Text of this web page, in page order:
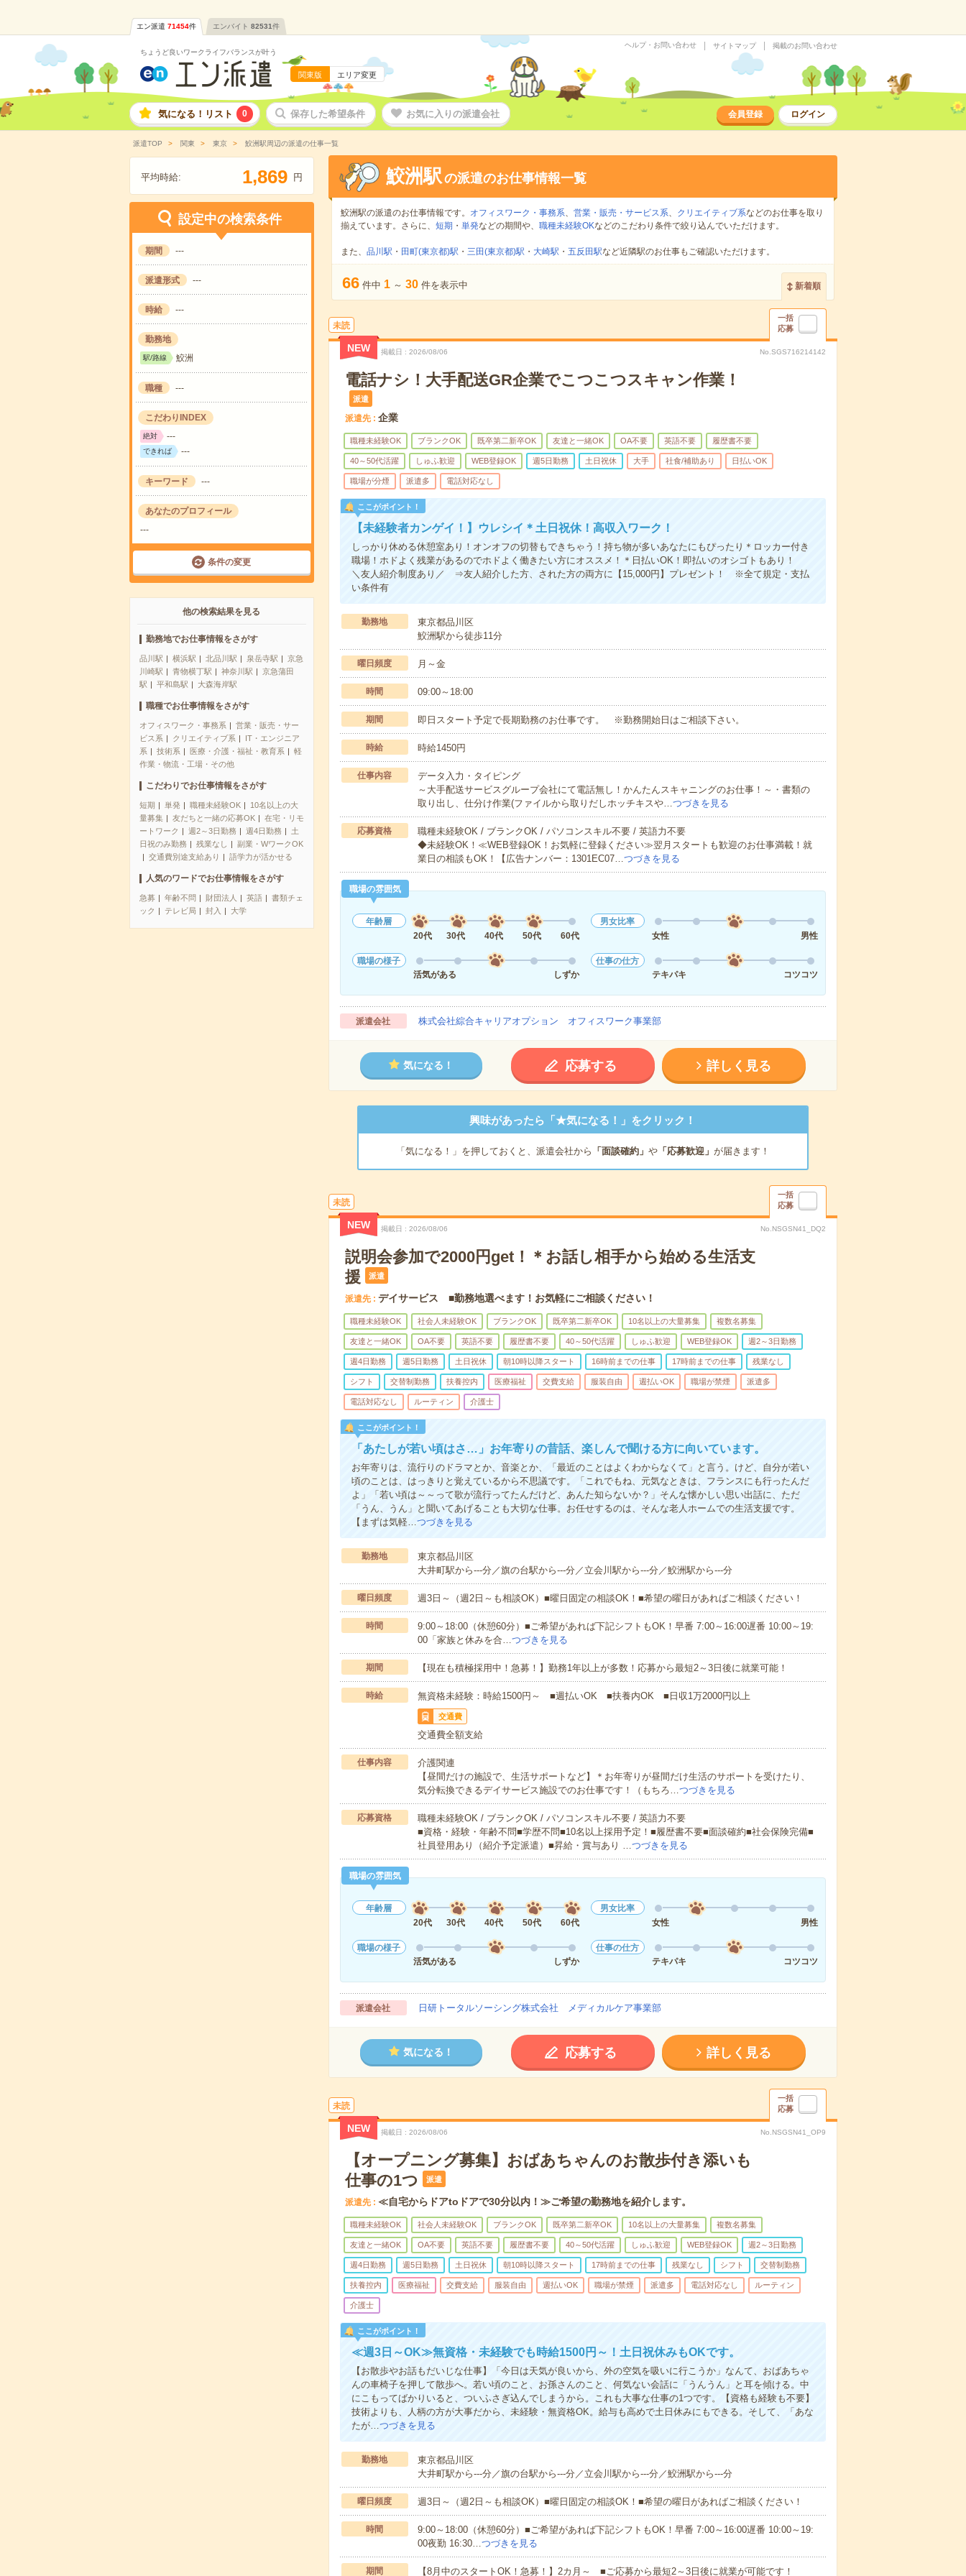
エン派遣 71454件 エンバイト 82531件
ちょうど良いワークライフバランスが叶う
関東版 エリア変更
ヘルプ・お問い合わせ サイトマップ 掲載のお問い合わせ
気になる！リスト 0 保存した希望条件 お気に入りの派遣会社 会員登録 ログイン
派遣TOP 関東 東京 鮫洲駅周辺の派遣の仕事一覧
平均時給: 1,869 円
設定中の検索条件
期間 ---
派遣形式 ---
時給 ---
勤務地
駅/路線 鮫洲
職種 ---
こだわりINDEX
絶対 ---
できれば ---
キーワード ---
あなたのプロフィール
---
条件の変更
他の検索結果を見る
勤務地でお仕事情報をさがす
品川駅 横浜駅 北品川駅 泉岳寺駅
京急
川崎駅
青物横丁駅 神奈川駅
京急蒲田
駅
平和島駅 大森海岸駅
職種でお仕事情報をさがす
オフィスワーク・事務系
営業・販売・サー
ビス系
クリエイティブ系
IT・エンジニア
系
技術系 医療・介護・福祉・教育系
軽
作業・物流・工場・その他
こだわりでお仕事情報をさがす
短期 単発 職種未経験OK
10名以上の大
量募集
友だちと一緒の応募OK
在宅・リモ
ートワーク
週2～3日勤務 週4日勤務
土
日祝のみ勤務
残業なし
副業・WワークOK
交通費別途支給あり
語学力が活かせる
人気のワードでお仕事情報をさがす
急募 年齢不問 財団法人 英語
書類チェ
ック
テレビ局 封入 大学
鮫洲駅の派遣のお仕事情報一覧
鮫洲駅の派遣のお仕事情報です。 オフィスワーク・事務系、 営業・販売・サービス系、 クリエイティブ系などのお仕事を取り
揃えています。さらに、 短期 ・ 単発などの期間や、 職種未経験OKなどのこだわり条件で絞り込んでいただけます。
また、 品川駅 ・ 田町(東京都)駅 ・ 三田(東京都)駅 ・ 大崎駅 ・ 五反田駅など近隣駅のお仕事もご確認いただけます。
66 件中 1 ～ 30 件を表示中 新着順
未読
一括
応募
NEW 掲載日 2026/08/06 No.SGS716214142
電話ナシ！大手配送GR企業でこつこつスキャン作業！
派遣
派遣先 企業
職種未経験OK ブランクOK 既卒第二新卒OK 友達と一緒OK OA不要 英語不要 履歴書不要
40～50代活躍 しゅふ歓迎 WEB登録OK 週5日勤務 土日祝休 大手 社食/補助あり 日払いOK
職場が分煙 派遣多 電話対応なし
ここがポイント！
【未経験者カンゲイ！】ウレシイ＊土日祝休！高収入ワーク！
しっかり休める休憩室あり！オンオフの切替もできちゃう！持ち物が多いあなたにもぴったり＊ロッカー付き
職場！ホドよく残業があるのでホドよく働きたい方にオススメ！＊日払いOK！即払いのオシゴトもあり！
＼友人紹介制度あり／ ⇒友人紹介した方、された方の両方に【15,000円】プレゼント！ ※全て規定・支払
い条件有
勤務地
東京都品川区
鮫洲駅から徒歩11分
曜日頻度 月～金
時間 09:00～18:00
期間 即日スタート予定で長期勤務のお仕事です。 ※勤務開始日はご相談下さい。
時給 時給1450円
仕事内容
データ入力・タイピング
～大手配送サービスグループ会社にて電話無し！かんたんスキャニングのお仕事！～・書類の
取り出し、仕分け作業(ファイルから取りだしホッチキスや…つづきを見る
応募資格
職種未経験OK / ブランクOK / パソコンスキル不要 / 英語力不要
◆未経験OK！≪WEB登録OK！お気軽に登録ください≫翌月スタートも歓迎のお仕事満載！就
業日の相談もOK！【広告ナンバー：1301EC07…つづきを見る
職場の雰囲気
年齢層
20代
30代 40代 50代 60代
男女比率
女性
男性
職場の様子
活気がある
しずか
仕事の仕方
テキパキ
コツコツ
派遣会社 株式会社綜合キャリアオプション オフィスワーク事業部
気になる！ 応募する 詳しく見る
興味があったら「★気になる！」をクリック！
「気になる！」を押しておくと、派遣会社から 「面談確約」 や「応募歓迎」 が届きます！
未読
一括
応募
NEW 掲載日 2026/08/06 No.NSGSN41_DQ2
説明会参加で2000円get！＊お話し相手から始める生活支
援
派遣
派遣先 デイサービス ■勤務地選べます！お気軽にご相談ください！
職種未経験OK 社会人未経験OK ブランクOK 既卒第二新卒OK 10名以上の大量募集 複数名募集
友達と一緒OK OA不要 英語不要 履歴書不要 40～50代活躍 しゅふ歓迎 WEB登録OK 週2～3日勤務
週4日勤務 週5日勤務 土日祝休 朝10時以降スタート 16時前までの仕事 17時前までの仕事 残業なし
シフト 交替制勤務 扶養控内 医療福祉 交費支給 服装自由 週払いOK 職場が禁煙 派遣多
電話対応なし ルーティン 介護士
ここがポイント！
「あたしが若い頃はさ…」お年寄りの昔話、楽しんで聞ける方に向いています。
お年寄りは、流行りのドラマとか、音楽とか、「最近のことはよくわからなくて」と言う。けど、自分が若い
頃のことは、はっきりと覚えているから不思議です。「これでもね、元気なときは、フランスにも行ったんだ
よ」「若い頃は～～って歌が流行ってたんだけど、あんた知らないか？」そんな懐かしい思い出話に、ただ
「うん、うん」と聞いてあげることも大切な仕事。お任せするのは、そんな老人ホームでの生活支援です。
【まずは気軽…つづきを見る
勤務地
東京都品川区
大井町駅から---分／旗の台駅から---分／立会川駅から---分／鮫洲駅から---分
曜日頻度 週3日～（週2日～も相談OK）■曜日固定の相談OK！■希望の曜日があればご相談ください！
時間
9:00～18:00（休憩60分）■ご希望があれば下記シフトもOK！早番 7:00～16:00遅番 10:00～19:
00「家族と休みを合…つづきを見る
期間 【現在も積極採用中！急募！】勤務1年以上が多数！応募から最短2～3日後に就業可能！
時給 無資格未経験：時給1500円～ ■週払いOK ■扶養内OK ■日収1万2000円以上
交通費
交通費全額支給
仕事内容
介護関連
【昼間だけの施設で、生活サポートなど】＊お年寄りが昼間だけ生活のサポートを受けたり、
気分転換できるデイサービス施設でのお仕事です！（もちろ…つづきを見る
応募資格
職種未経験OK / ブランクOK / パソコンスキル不要 / 英語力不要
■資格・経験・年齢不問■学歴不問■10名以上採用予定！■履歴書不要■面談確約■社会保険完備■
社員登用あり（紹介予定派遣）■昇給・賞与あり …つづきを見る
職場の雰囲気
年齢層
20代
30代 40代 50代 60代
男女比率
女性
男性
職場の様子
活気がある
しずか
仕事の仕方
テキパキ
コツコツ
派遣会社 日研トータルソーシング株式会社 メディカルケア事業部
気になる！ 応募する 詳しく見る
未読
一括
応募
NEW 掲載日 2026/08/06 No.NSGSN41_OP9
【オープニング募集】おばあちゃんのお散歩付き添いも
仕事の1つ
派遣
派遣先 ≪自宅からドアtoドアで30分以内！≫ご希望の勤務地を紹介します。
職種未経験OK 社会人未経験OK ブランクOK 既卒第二新卒OK 10名以上の大量募集 複数名募集
友達と一緒OK OA不要 英語不要 履歴書不要 40～50代活躍 しゅふ歓迎 WEB登録OK 週2～3日勤務
週4日勤務 週5日勤務 土日祝休 朝10時以降スタート 17時前までの仕事 残業なし シフト 交替制勤務
扶養控内 医療福祉 交費支給 服装自由 週払いOK 職場が禁煙 派遣多 電話対応なし ルーティン
介護士
ここがポイント！
≪週3日～OK≫無資格・未経験でも時給1500円～！土日祝休みもOKです。
【お散歩やお話もだいじな仕事】「今日は天気が良いから、外の空気を吸いに行こうか」なんて、おばあちゃ
んの車椅子を押して散歩へ。若い頃のこと、お孫さんのこと、何気ない会話に「うんうん」と耳を傾ける。中
にこもってばかりいると、ついふさぎ込んでしまうから。これも大事な仕事の1つです。【資格も経験も不要】
技術よりも、人柄の方が大事だから、未経験・無資格OK。給与も高めで土日休みにもできる。そして、「あな
たが…つづきを見る
勤務地
東京都品川区
大井町駅から---分／旗の台駅から---分／立会川駅から---分／鮫洲駅から---分
曜日頻度 週3日～（週2日～も相談OK）■曜日固定の相談OK！■希望の曜日があればご相談ください！
時間
9:00～18:00（休憩60分）■ご希望があれば下記シフトもOK！早番 7:00～16:00遅番 10:00～19:
00夜勤 16:30…つづきを見る
期間 【8月中のスタートOK！急募！】2カ月～ ■ご応募から最短2～3日後に就業が可能です！